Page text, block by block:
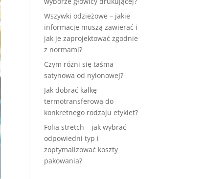
Wszywki odzieżowe – jakie
informacje muszą zawierać i
jak je zaprojektować zgodnie
z normami?
Czym różni się taśma
satynowa od nylonowej?
Jak dobrać kalkę
termotransferową do
konkretnego rodzaju etykiet?
Folia stretch – jak wybrać
odpowiedni typ i
zoptymalizować koszty
pakowania?